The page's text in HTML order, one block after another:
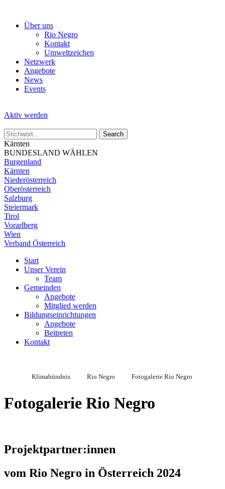
Über uns
Rio Negro
Kontakt
Umweltzeichen
Netzwerk
Angebote
News
Events
Aktiv werden
Kärnten
BUNDESLAND WÄHLEN
Burgenland
Kärnten
Niederösterreich
Oberösterreich
Salzburg
Steiermark
Tirol
Vorarlberg
Wien
Verband Österreich
Start
Unser Verein
Team
Gemeinden
Angebote
Mitglied werden
Bildungseinrichtungen
Angebote
Beitreten
Kontakt
Klimabündnis Rio Negro Fotogalerie Rio Negro
Fotogalerie Rio Negro
Projektpartner:innen
vom Rio Negro in Österreich 2024